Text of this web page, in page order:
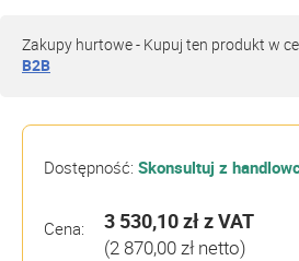
Zakupy hurtowe - Kupuj ten produkt w
B2B
Dostępność: Skonsultuj z
Cena: 3 530,10 złz VAT
(2 870,00 zł netto)